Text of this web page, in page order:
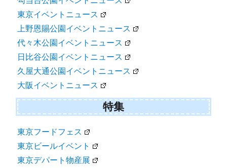
東京イベントニュース
上野恩賜公園イベントニュース
代々木公園イベントニュース
日比谷公園イベントニュース
久屋大通公園イベントニュース
大阪イベントニュース
特集
東京フードフェス
東京ビールイベント
東京デパート物産展